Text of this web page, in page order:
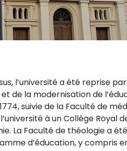
l’université a été reprise
de la modernisation de
suivie de la Faculté de
à un Collège Royal
La Faculté de théologie a
d’éducation, y compris